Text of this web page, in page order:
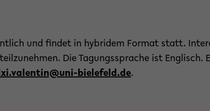
und findet in hybridem Format statt.
Die Tagungssprache ist Englisch.
bielefeld.de.